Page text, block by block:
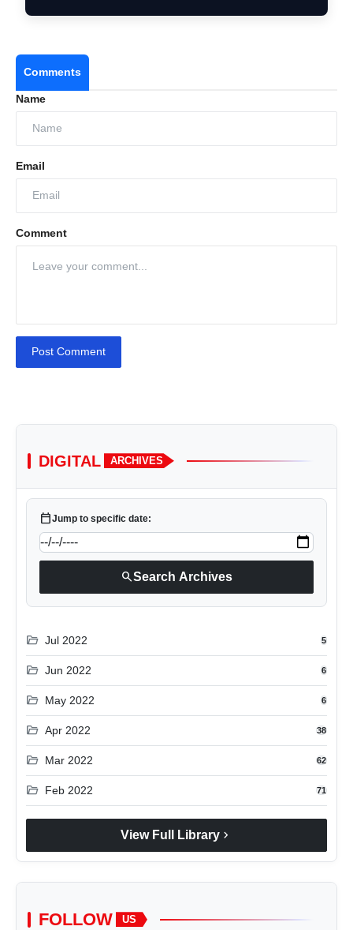
Comments
Name
Email
Comment
Post Comment
DIGITAL ARCHIVES
calendar_todayJump to specific date:
searchSearch Archives
folder_open Jul 2022 5
folder_open Jun 2022 6
folder_open May 2022 6
folder_open Apr 2022 38
folder_open Mar 2022 62
folder_open Feb 2022 71
View Full Library chevron_right
FOLLOW US